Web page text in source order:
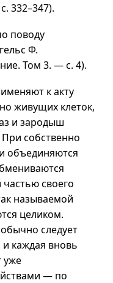
с. 332–347).
поводу
Ф.
Том 3. —с. 4).
к акту
живущих клеток,
и зародыш
собственно
объединяются
своего
называемой
целиком.
следует
и каждая вновь
уже
— по